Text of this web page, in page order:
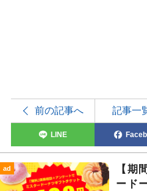
前の記事へ 記事一
LINE
ad
【期
ード